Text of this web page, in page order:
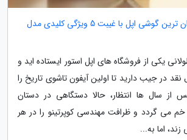
آیفون اولترا تاشو؛ گران ترین گوشی اپل با غیبت 5 ویژگی کلیدی مدل
یکی از فروشگاه های اپل استور ایستاده اید و
دلار پول نقد در جیب دارید تا اولین آیفون تاشوی تاریخ را
از سال ها انتظار، حالا دستگاهی در دستان
می گردد و ظرافت مهندسی کوپرتینو را در هر
اما به...